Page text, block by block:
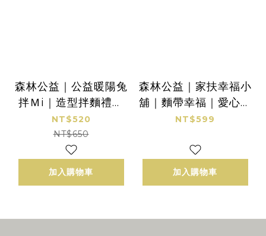
森林公益｜公益暖陽兔
拌Ｍi｜造型拌麵禮盒
｜1盒6包入｜伴手禮
NT$520
NT$650
加入購物車
森林公益｜家扶幸福小
舖｜麵帶幸福｜愛心拌
麵5包入｜帆布提袋組
NT$599
加入購物車